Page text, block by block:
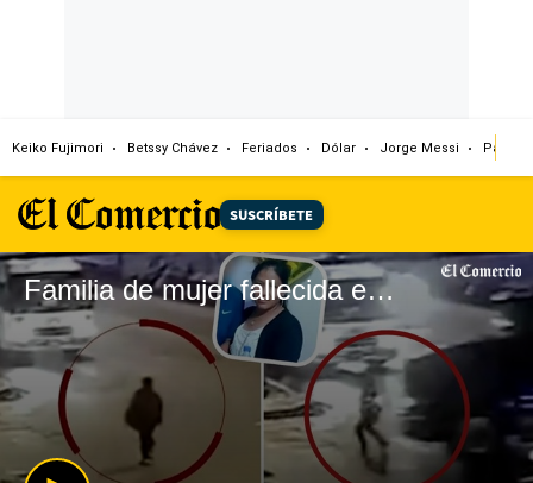
Keiko Fujimori Betssy Chávez Feriados Dólar Jorge Messi Papa
SUSCRÍBETE
Familia de mujer fallecida en accidente de tránsito pide justicia